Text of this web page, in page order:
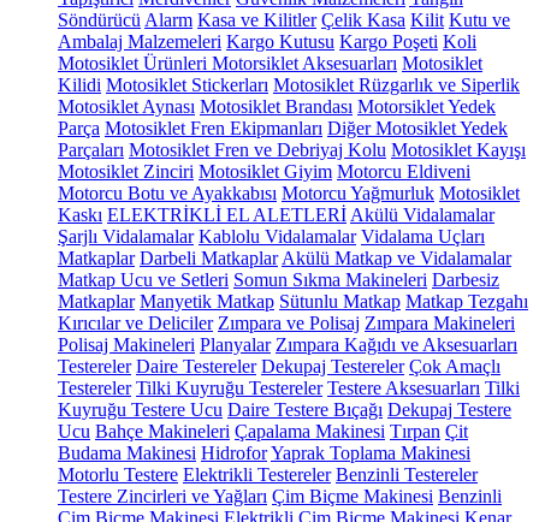
Söndürücü Alarm Kasa ve Kilitler Çelik Kasa Kilit Kutu ve
Ambalaj Malzemeleri Kargo Kutusu Kargo Poşeti Koli
Motosiklet Ürünleri Motorsiklet Aksesuarları Motosiklet
Kilidi Motosiklet Stickerları Motosiklet Rüzgarlık ve Siperlik
Motosiklet Aynası Motosiklet Brandası Motorsiklet Yedek
Parça Motosiklet Fren Ekipmanları Diğer Motosiklet Yedek
Parçaları Motosiklet Fren ve Debriyaj Kolu Motosiklet Kayışı
Motosiklet Zinciri Motosiklet Giyim Motorcu Eldiveni
Motorcu Botu ve Ayakkabısı Motorcu Yağmurluk Motosiklet
Kaskı ELEKTRİKLİ EL ALETLERİ Akülü Vidalamalar
Şarjlı Vidalamalar Kablolu Vidalamalar Vidalama Uçları
Matkaplar Darbeli Matkaplar Akülü Matkap ve Vidalamalar
Matkap Ucu ve Setleri Somun Sıkma Makineleri Darbesiz
Matkaplar Manyetik Matkap Sütunlu Matkap Matkap Tezgahı
Kırıcılar ve Deliciler Zımpara ve Polisaj Zımpara Makineleri
Polisaj Makineleri Planyalar Zımpara Kağıdı ve Aksesuarları
Testereler Daire Testereler Dekupaj Testereler Çok Amaçlı
Testereler Tilki Kuyruğu Testereler Testere Aksesuarları Tilki
Kuyruğu Testere Ucu Daire Testere Bıçağı Dekupaj Testere
Ucu Bahçe Makineleri Çapalama Makinesi Tırpan Çit
Budama Makinesi HidroforYaprak Toplama Makinesi
Motorlu Testere Elektrikli Testereler Benzinli Testereler
Testere Zincirleri ve Yağları Çim Biçme Makinesi Benzinli
Çim Biçme Makinesi Elektrikli Çim Biçme Makinesi Kenar